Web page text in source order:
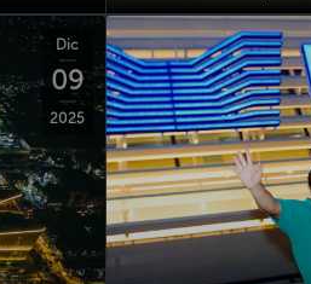
Dic
09
2025